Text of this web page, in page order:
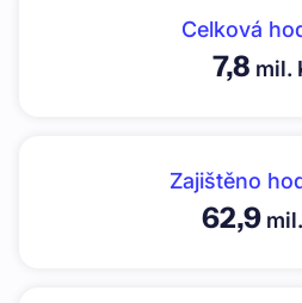
Celková
7,8 mil.
Zajištěno
62,9